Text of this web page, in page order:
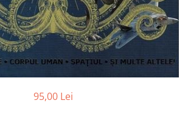
scoală
95,00 Lei